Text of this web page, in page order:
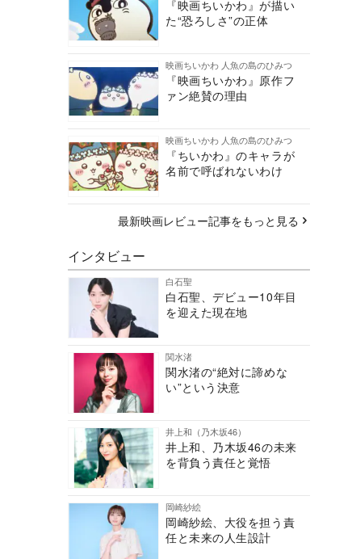
『映画ちいかわ』が描い
た“恐ろしさ”の正体
映画ちいかわ 人魚の島のひみつ
『映画ちいかわ』原作フ
ァン絶賛の理由
映画ちいかわ 人魚の島のひみつ
『ちいかわ』のキャラが
名前で呼ばれないわけ
最新映画レビュー記事をもっと見る
インタビュー
白石聖
白石聖、デビュー10年目
を迎えた現在地
関水渚
関水渚の“絶対に諦めな
い”という決意
井上和（乃木坂46）
井上和、乃木坂46の未来
を背負う責任と覚悟
岡崎紗絵
岡崎紗絵、大役を担う責
任と未来の人生設計